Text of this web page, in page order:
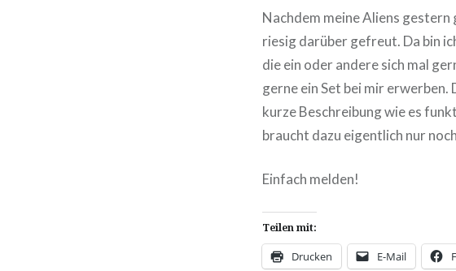
Nachdem meine Aliens
riesig darüber gefreut. Da bin
die ein oder andere sich mal
gerne ein Set bei mir
kurze Beschreibung wie es
braucht dazu eigentlich nur
Einfach melden!
Teilen mit:
Drucken E-Mail